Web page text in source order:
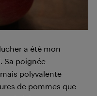
a été mon
Sa poignée
polyvalente
de pommes que